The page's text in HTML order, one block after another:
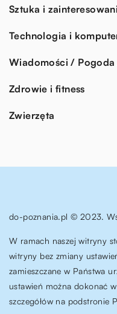
Sztuka i
Technologia i
Wiadomości /
Zdrowie i fitness
Zwierzęta
do-poznania.pl © 2023.
W ramach naszej witryny
witryny bez zmiany
zamieszczane w Państwa
ustawień można dokonać
szczegółów na podstronie